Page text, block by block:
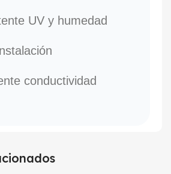
UV y humedad
conductividad